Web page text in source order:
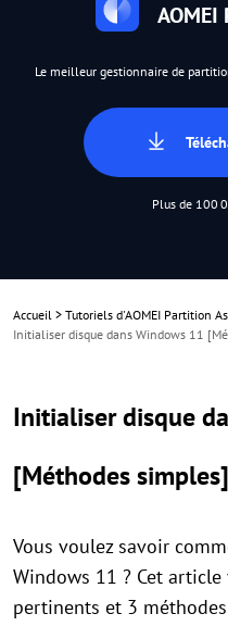
Le meilleur gestionnaire de
Plus de 100
Accueil > Tutoriels d'AOMEI Partition
Initialiser disque dans Windows 11
Initialiser disque
[Méthodes simples]
Vous voulez savoir
Windows 11 ? Cet
pertinents et 3